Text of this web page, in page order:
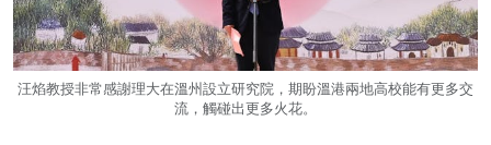
汪焰教授非常感謝理大在溫州設立研究院，期盼溫港兩地高校能有更多交
流，觸碰出更多火花。